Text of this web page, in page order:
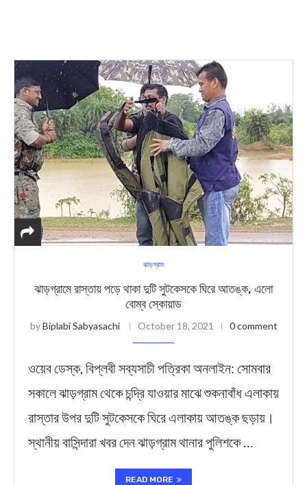
ঝাড়গ্রাম
ঝাড়গ্রামে রাস্তায় পড়ে থাকা দুটি সুটকেসকে ঘিরে আতঙ্ক, এলো
বোম্ব স্কোয়াড
byBiplabi Sabyasachi October 18, 2021 0 comment
ওয়েব ডেস্ক, বিপ্লবী সব্যসাচী পত্রিকা অনলাইন: সোমবার
সকালে ঝাড়গ্রাম থেকে চন্দ্রি যাওয়ার মাঝে শুকনাবাঁধ এলাকায়
রাস্তার উপর দুটি সুটকেসকে ঘিরে এলাকায় আতঙ্ক ছড়ায়।
স্থানীয় বাসিন্দারা খবর দেন ঝাড়গ্রাম থানার পুলিশকে …
READ MORE